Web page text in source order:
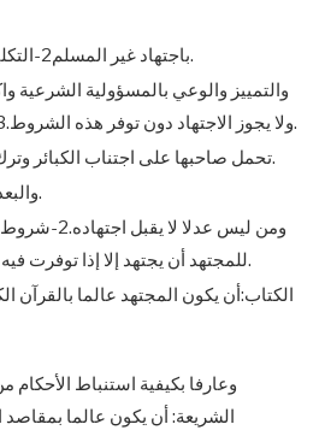
باجتهاد غير المسلم2-التكليف:إذ به يرتبط الإدراك.
والتمييز والوعي بالمسؤولية الشرعية
ولا يجوز الاجتهاد دون توفر هذه الشروط.3-العدالة: هي ملكة في.
تحمل صاحبها على اجتناب الكبائر وترك الإصرار على الصغائر.
والبعد عما فيه خرم المروءة.
ومن ليس عدلا
للمجتهد أن يجتهد إلا إذا توفرت فيه الشروط الآتية:-معرفة.
الكتاب:أن يكون المجتهد عالما بالقرآن
وعارفا بكيفية استنباط
الشريعة: أن يكون عالما بمقاصد